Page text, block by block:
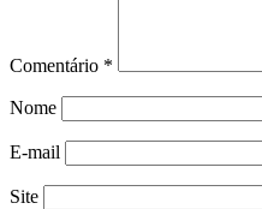
Comentário *
Nome
E-mail
Site